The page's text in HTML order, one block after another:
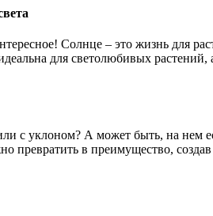
Солнце – это жизнь для
для светолюбивых растений,
с уклоном? А может быть, на нем
превратить в преимущество,